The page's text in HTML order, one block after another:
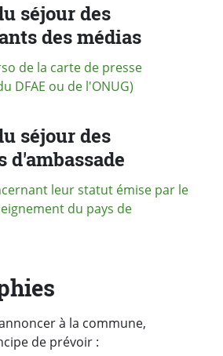
séjour des
des médias
de la carte de presse
DFAE ou de l'ONUG)
séjour des
d'ambassade
leur statut émise par le
du pays de
à la commune,
de prévoir :